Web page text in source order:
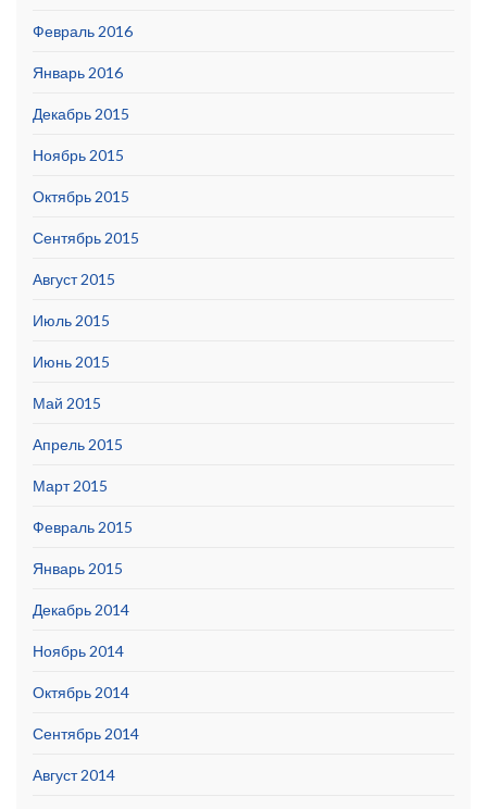
Февраль 2016
Январь 2016
Декабрь 2015
Ноябрь 2015
Октябрь 2015
Сентябрь 2015
Август 2015
Июль 2015
Июнь 2015
Май 2015
Апрель 2015
Март 2015
Февраль 2015
Январь 2015
Декабрь 2014
Ноябрь 2014
Октябрь 2014
Сентябрь 2014
Август 2014